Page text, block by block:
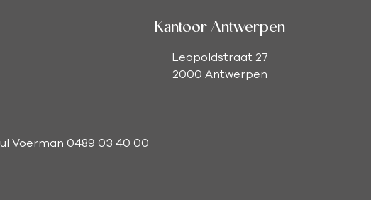
Kantoor Antwerpen
Leopoldstraat 27
2000 Antwerpen
Voerman 0489 03 40 00